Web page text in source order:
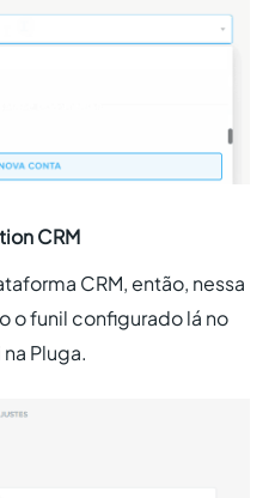
CRM
CRM, então, nessa
o funil configurado lá no
Pluga.